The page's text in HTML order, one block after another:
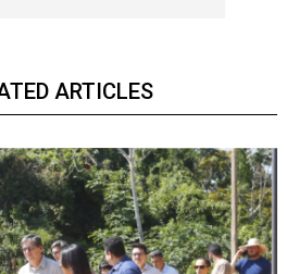
ARTICLES